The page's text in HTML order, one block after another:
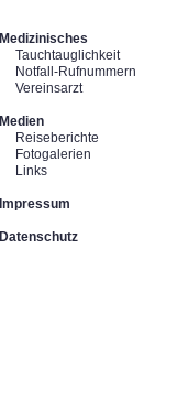
Medizinisches
Tauchtauglichkeit
Notfall-Rufnummern
Vereinsarzt
Medien
Reiseberichte
Fotogalerien
Links
Impressum
Datenschutz